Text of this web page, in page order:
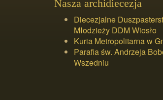
Nasza archidiecezja
Diecezjalne
Młodzieży DDM Wiosło
Kuria Metropolitarna w
Parafia św. Andrzeja
Wszedniu